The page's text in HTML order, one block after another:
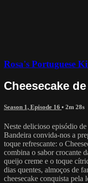
Rosa's Portuguese
Cheesecake
Season 1, Episode 16 • 2m 28s
Neste delicioso episódio
Bandeira convida-nos a
toque refrescante: o
combina o sabor crocante
queijo creme e o toque
dias quentes, almoços de
cheesecake conquista pela